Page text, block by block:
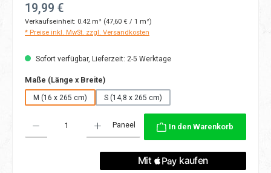
Regulärer Preis:
19,99 €
Verkaufseinheit: 0.42 m² (47,60 € / 1 m²)
* Preise inkl. MwSt. zzgl. Versandkosten
Sofort verfügbar, Lieferzeit: 2-5 Werktage
Maße (Länge x Breite)auswählen
M (16 x 265 cm) S (14,8 x 265 cm)
Paneel In den Warenkorb